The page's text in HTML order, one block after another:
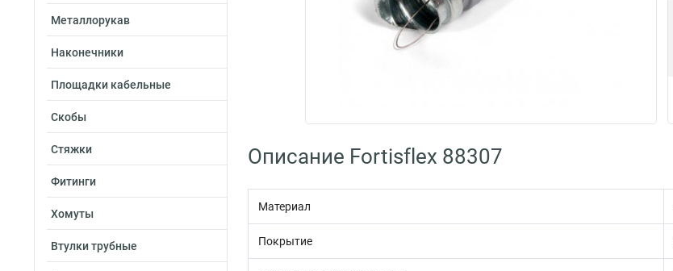
Металлорукав
Наконечники
Площадки кабельные
Скобы
Стяжки
Фитинги
Хомуты
Втулки трубные
Описание Fortisflex 88307
Материал
Покрытие